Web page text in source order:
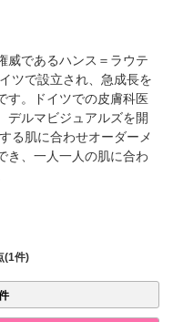
威であるハンス＝ラウテ
ツで設立され、急成長を
す。ドイツでの皮膚科医
デルマビジュアルズを開
る肌に合わせオーダーメ
き、一人一人の肌に合わ
(1件)